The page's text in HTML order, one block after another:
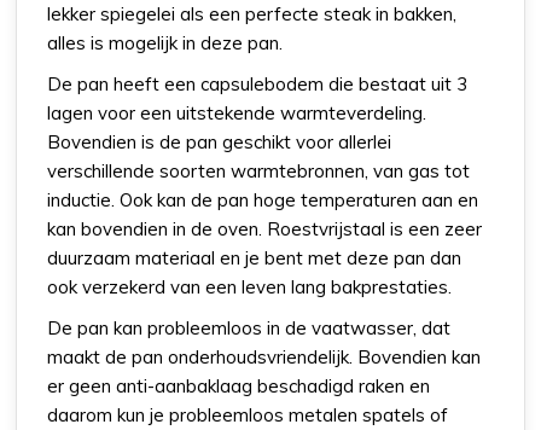
lekker spiegelei als een perfecte steak in bakken,
alles is mogelijk in deze pan.
De pan heeft een capsulebodem die bestaat uit 3
lagen voor een uitstekende warmteverdeling.
Bovendien is de pan geschikt voor allerlei
verschillende soorten warmtebronnen, van gas tot
inductie. Ook kan de pan hoge temperaturen aan en
kan bovendien in de oven. Roestvrijstaal is een zeer
duurzaam materiaal en je bent met deze pan dan
ook verzekerd van een leven lang bakprestaties.
De pan kan probleemloos in de vaatwasser, dat
maakt de pan onderhoudsvriendelijk. Bovendien kan
er geen anti-aanbaklaag beschadigd raken en
daarom kun je probleemloos metalen spatels of